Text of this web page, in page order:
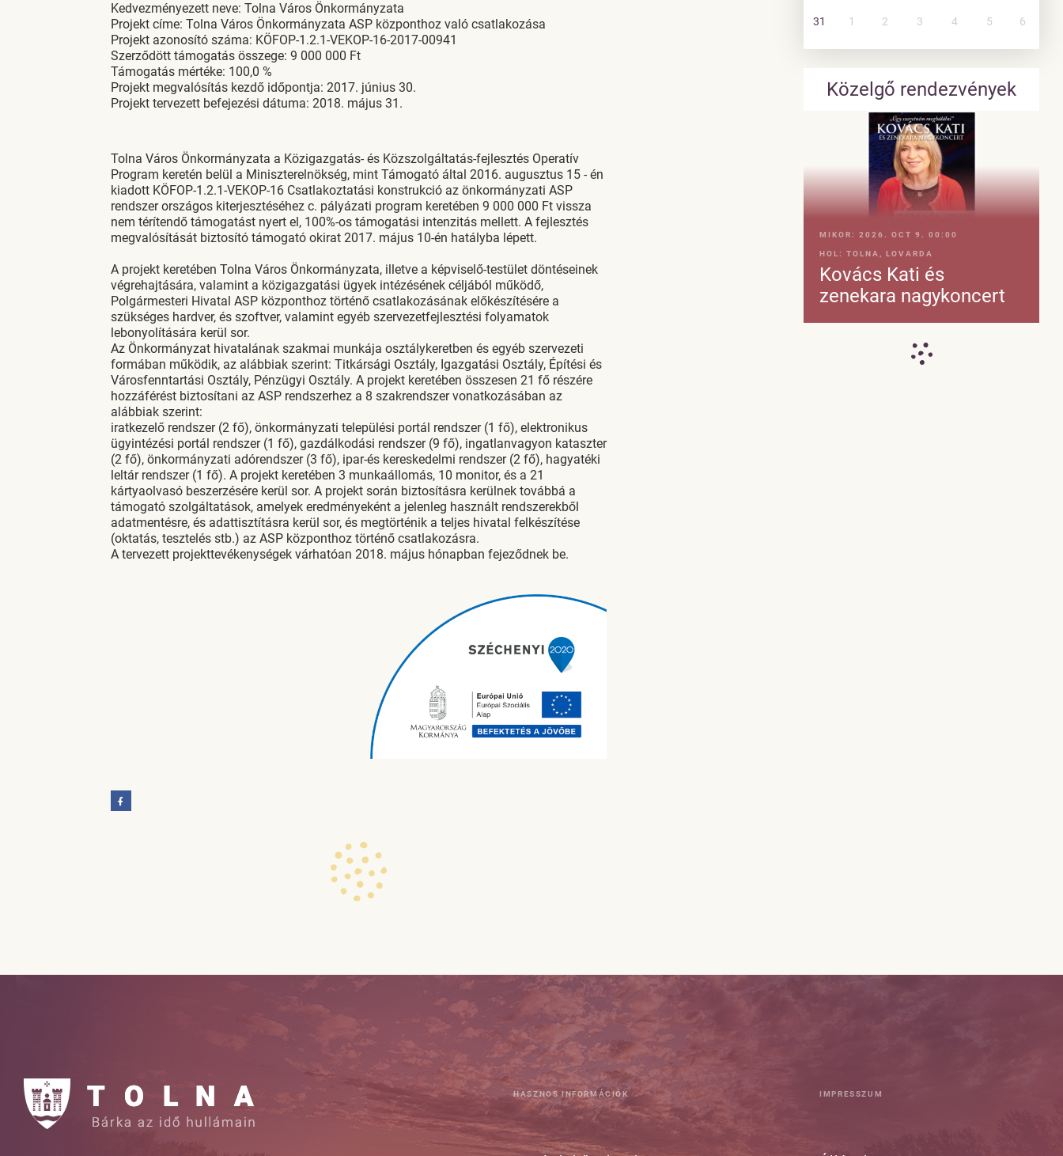
Kedvezményezett neve: Tolna Város Önkormányzata
Projekt címe: Tolna Város Önkormányzata ASP központhoz való csatlakozása
Projekt azonosító száma: KÖFOP-1.2.1-VEKOP-16-2017-00941
Szerződött támogatás összege: 9 000 000 Ft
Támogatás mértéke: 100,0 %
Projekt megvalósítás kezdő időpontja: 2017. június 30.
Projekt tervezett befejezési dátuma: 2018. május 31.
Tolna Város Önkormányzata a Közigazgatás- és Közszolgáltatás-fejlesztés Operatív
Program keretén belül a Miniszterelnökség, mint Támogató által 2016. augusztus 15 - én
kiadott KÖFOP-1.2.1-VEKOP-16 Csatlakoztatási konstrukció az önkormányzati ASP
rendszer országos kiterjesztéséhez c. pályázati program keretében 9 000 000 Ft vissza
nem térítendő támogatást nyert el, 100%-os támogatási intenzitás mellett. A fejlesztés
megvalósítását biztosító támogató okirat 2017. május 10-én hatályba lépett.
A projekt keretében Tolna Város Önkormányzata, illetve a képviselő-testület döntéseinek
végrehajtására, valamint a közigazgatási ügyek intézésének céljából működő,
Polgármesteri Hivatal ASP központhoz történő csatlakozásának előkészítésére a
szükséges hardver, és szoftver, valamint egyéb szervezetfejlesztési folyamatok
lebonyolítására kerül sor.
Az Önkormányzat hivatalának szakmai munkája osztálykeretben és egyéb szervezeti
formában működik, az alábbiak szerint: Titkársági Osztály, Igazgatási Osztály, Építési és
Városfenntartási Osztály, Pénzügyi Osztály. A projekt keretében összesen 21 fő részére
hozzáférést biztosítani az ASP rendszerhez a 8 szakrendszer vonatkozásában az
alábbiak szerint:
iratkezelő rendszer (2 fő), önkormányzati települési portál rendszer (1 fő), elektronikus
ügyintézési portál rendszer (1 fő), gazdálkodási rendszer (9 fő), ingatlanvagyon kataszter
(2 fő), önkormányzati adórendszer (3 fő), ipar-és kereskedelmi rendszer (2 fő), hagyatéki
leltár rendszer (1 fő). A projekt keretében 3 munkaállomás, 10 monitor, és a 21
kártyaolvasó beszerzésére kerül sor. A projekt során biztosításra kerülnek továbbá a
támogató szolgáltatások, amelyek eredményeként a jelenleg használt rendszerekből
adatmentésre, és adattisztításra kerül sor, és megtörténik a teljes hivatal felkészítése
(oktatás, tesztelés stb.) az ASP központhoz történő csatlakozásra.
A tervezett projekttevékenységek várhatóan 2018. május hónapban fejeződnek be.
31 1 2 3 4 5 6
Közelgő rendezvények
MIKOR: 2026. OCT 9. 00:00
HOL: TOLNA, LOVARDA
Kovács Kati és
zenekara nagykoncert
HASZNOS INFORMÁCIÓK IMPRESSZUM